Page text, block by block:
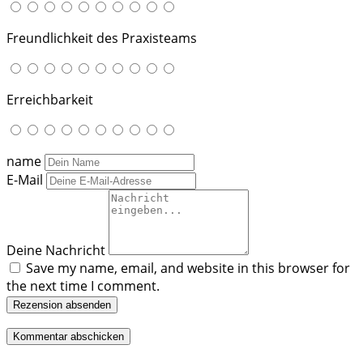
Freundlichkeit des Praxisteams
Erreichbarkeit
name
E-Mail
Deine Nachricht
Save my name, email, and website in this browser for
the next time I comment.
Rezension absenden